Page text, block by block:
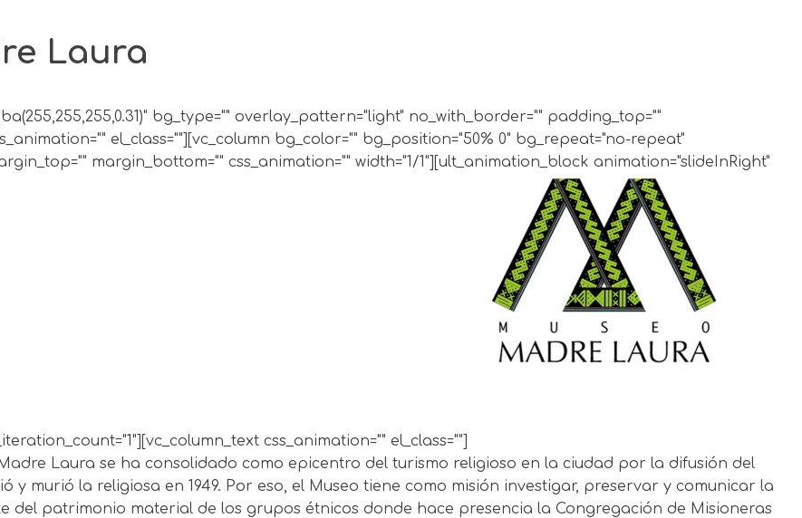
Laura
bg_type="" overlay_pattern="light" no_with_border="" padding_top=""
el_class=""][vc_column bg_color="" bg_position="50% 0" bg_repeat="no-repeat"
margin_bottom="" css_animation="" width="1/1"][ult_animation_block animation="slideInRight"
css_animation="" el_class=""]
Laura se ha consolidado como epicentro del turismo religioso en la ciudad por la difusión del
murió la religiosa en 1949. Por eso, el Museo tiene como misión investigar, preservar y comunicar la
del patrimonio material de los grupos étnicos donde hace presencia la Congregación de Misioneras